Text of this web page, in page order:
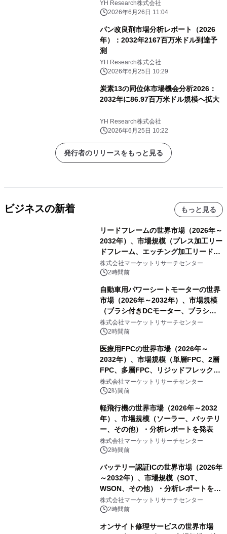
YH Research株式会社
2026年6月26日 11:04
パン改良剤市場分析レポート（2026
年）：2032年2167百万米ドル到達予
測
YH Research株式会社
2026年6月25日 10:29
炭素13の同位体市場機会分析2026：
2032年に86.97百万米ドル規模へ拡大
YH Research株式会社
2026年6月25日 10:22
発行者のリリースをもっと見る
ビジネスの新着 もっと見る
リードフレームの世界市場（2026年～
2032年）、市場規模（プレス加工リー
ドフレーム、エッチング加工リードフ
レーム）・分析レポートを発表
株式会社マーケットリサーチセンター
2時間前
自動車用パワーシートモーターの世界
市場（2026年～2032年）、市場規模
（ブラシ付きDCモーター、ブラシレ
スDCモーター）・分析レポートを発
表
株式会社マーケットリサーチセンター
2時間前
医療用FPCの世界市場（2026年～
2032年）、市場規模（単層FPC、2層
FPC、多層FPC、リジッドフレックス
PCB）・分析レポートを発表
株式会社マーケットリサーチセンター
2時間前
軽飛行機の世界市場（2026年～2032
年）、市場規模（ソーラー、バッテリ
ー、その他）・分析レポートを発表
株式会社マーケットリサーチセンター
2時間前
バッテリー認証ICの世界市場（2026年
～2032年）、市場規模（SOT、
WSON、その他）・分析レポートを発
表
株式会社マーケットリサーチセンター
2時間前
オンサイト修理サービスの世界市場